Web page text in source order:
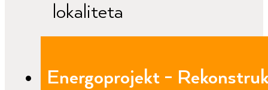
lokaliteta
Energoprojekt -